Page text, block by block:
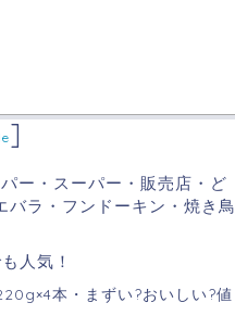
]
ー・スーパー・販売店・ど
ラ・フンドーキン・焼き鳥
人気！
本・まずい?おいしい?値